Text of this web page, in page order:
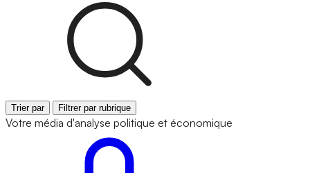
Trier par Filtrer par rubrique
Votre média d'analyse politique et économique